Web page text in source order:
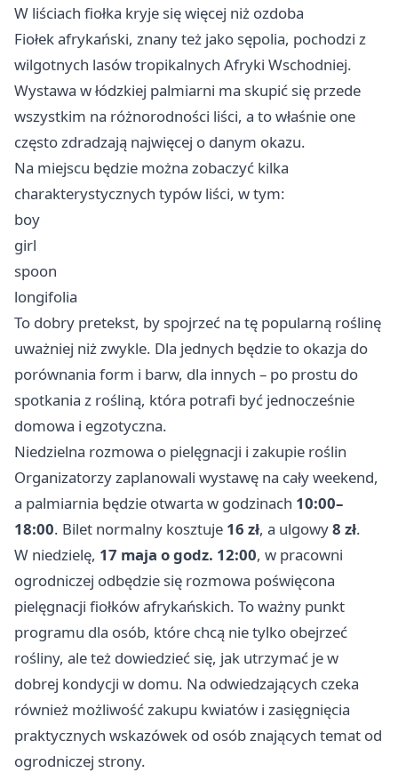
W liściach fiołka kryje się więcej niż ozdoba
Fiołek afrykański, znany też jako sępolia, pochodzi z
wilgotnych lasów tropikalnych Afryki Wschodniej.
Wystawa w łódzkiej palmiarni ma skupić się przede
wszystkim na różnorodności liści, a to właśnie one
często zdradzają najwięcej o danym okazu.
Na miejscu będzie można zobaczyć kilka
charakterystycznych typów liści, w tym:
boy
girl
spoon
longifolia
To dobry pretekst, by spojrzeć na tę popularną roślinę
uważniej niż zwykle. Dla jednych będzie to okazja do
porównania form i barw, dla innych – po prostu do
spotkania z rośliną, która potrafi być jednocześnie
domowa i egzotyczna.
Niedzielna rozmowa o pielęgnacji i zakupie roślin
Organizatorzy zaplanowali wystawę na cały weekend,
a palmiarnia będzie otwarta w godzinach 10:00–
18:00. Bilet normalny kosztuje 16 zł, a ulgowy8 zł.
W niedzielę, 17 maja o godz. 12:00, w pracowni
ogrodniczej odbędzie się rozmowa poświęcona
pielęgnacji fiołków afrykańskich. To ważny punkt
programu dla osób, które chcą nie tylko obejrzeć
rośliny, ale też dowiedzieć się, jak utrzymać je w
dobrej kondycji w domu. Na odwiedzających czeka
również możliwość zakupu kwiatów i zasięgnięcia
praktycznych wskazówek od osób znających temat od
ogrodniczej strony.